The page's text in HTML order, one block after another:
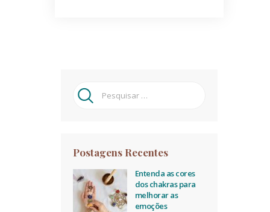
Pesquisar
por:
Postagens Recentes
Entenda as cores
dos chakras para
melhorar as
emoções